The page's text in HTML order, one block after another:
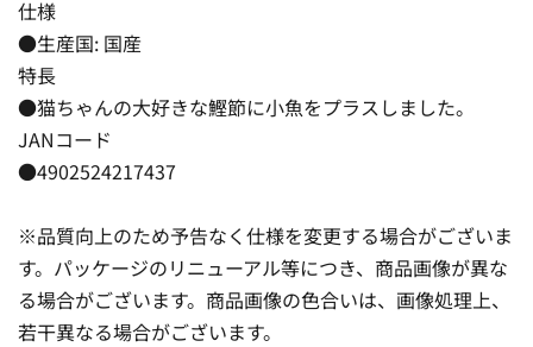
仕様
●生産国: 国産
特長
●猫ちゃんの大好きな鰹節に小魚をプラスしました。
JANコード
●4902524217437
※品質向上のため予告なく仕様を変更する場合がございま
す。パッケージのリニューアル等につき、商品画像が異な
る場合がございます。商品画像の色合いは、画像処理上、
若干異なる場合がございます。